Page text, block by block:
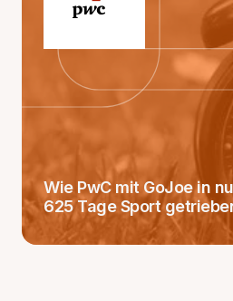
Wie PwC mit GoJoe in
625 Tage Sport